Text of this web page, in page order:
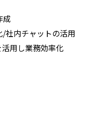
成
社内チャットの活用
用し業務効率化